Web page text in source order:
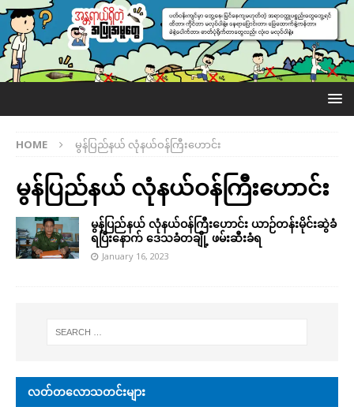
HOME မွန်ပြည်နယ် လုံနယ်ဝန်ကြီးဟောင်း
မွန်ပြည်နယ် လုံနယ်ဝန်ကြီးဟောင်း
မွန်ပြည်နယ် လုံနယ်ဝန်ကြီးဟောင်း ယာဉ်တန်းမိုင်းဆွဲခံ
ရပြီးနောက် ဒေသခံတချို့ ဖမ်းဆီးခံရ
January 16, 2023
လတ်တလောသတင်းများ